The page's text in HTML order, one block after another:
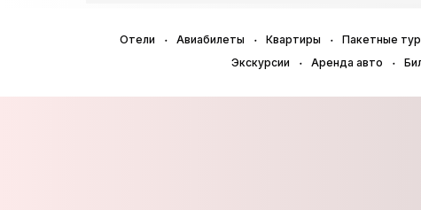
Отели Авиабилеты Квартиры Пакетные
Экскурсии
Аренда авто